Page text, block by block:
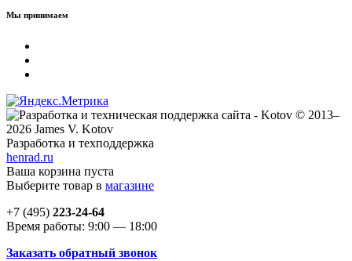
Мы принимаем
© 2013–
2026 James V. Kotov
Разработка и техподдержка
henrad.ru
Ваша корзина пуста
Выберите товар в магазине
+7 (495) 223-24-64
Время работы: 9:00 — 18:00
Заказать обратный звонок